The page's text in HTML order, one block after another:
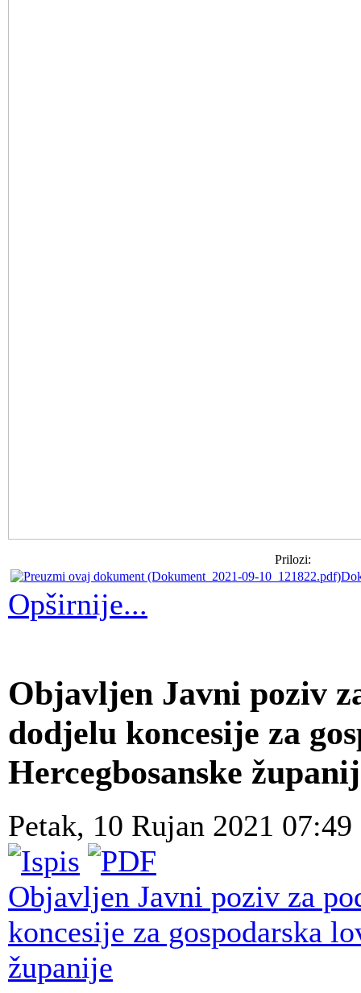
Prilozi:
Opširnije...
Objavljen Javni poziv
dodjelu koncesije za
Hercegbosanske
Petak, 10 Rujan 2021 07:49
Objavljen Javni poziv za
koncesije za gospodarska
županije